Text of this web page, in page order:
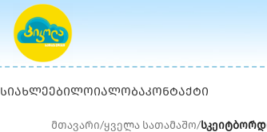
ᲡᲘᲐᲮᲚᲔᲔᲑᲘᲚᲝᲘᲐᲚᲝᲑᲐᲙᲝᲜᲢᲐᲥᲢᲘ
მთავარი/ყველა სათამაშო/